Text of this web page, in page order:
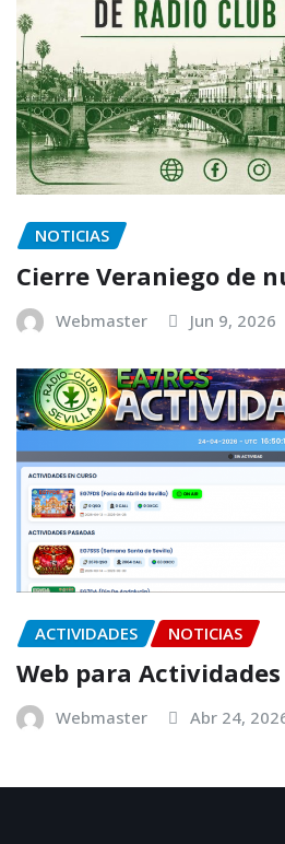
NOTICIAS
Cierre Veraniego de
Webmaster Jun 9, 2026
ACTIVIDADES NOTICIAS
Web para
Webmaster Abr 24,